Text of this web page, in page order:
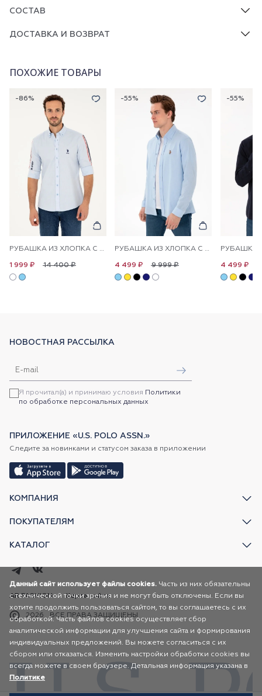
СОСТАВ
ДОСТАВКА И ВОЗВРАТ
ПОХОЖИЕ ТОВАРЫ
-86%
РУБАШКА ИЗ ХЛОПКА С ПРИНТОМ ПРЯМАЯ
14 400 ₽
1 999 ₽
-55%
РУБАШКА ИЗ ХЛОПКА С УЗОРОМ ПРЯМАЯ
9 999 ₽
4 499 ₽
-55%
4 499 ₽
КОМПАНИЯ
ПОКУПАТЕЛЯМ
КАТАЛОГ
НОВОСТНАЯ РАССЫЛКА
Я прочитал(а) и принимаю условия Политики
по обработке персональных данных
ПРИЛОЖЕНИЕ «U.S. POLO ASSN.»
Следите за новинками и статусом заказа в приложении
2026 ВСЕ ПРАВА ЗАЩИЩЕНЫ
AR FASHION Карта сайта
Данный сайт использует файлы cookies. Часть из них обязательны
с технической точки зрения и не могут быть отключены. Если вы
хотите продолжить пользоваться сайтом, то вы соглашаетесь с их
обработкой. Часть файлов cookies осуществляет сбор
аналитической информации для улучшения сайта и формирования
индивидуальных предложений. Вы можете согласиться с их
сбором или отказаться. Изменить настройки обработки cookies вы
всегда можете в своем браузере. Детальная информация указана в
Политике